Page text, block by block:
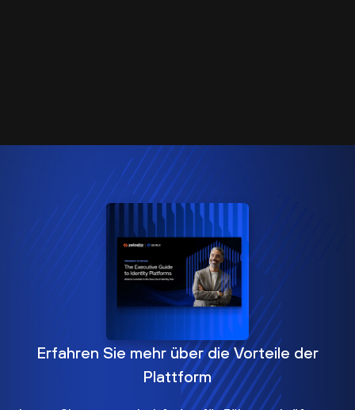
Erfahren Sie mehr über die Vorteile der
Plattform